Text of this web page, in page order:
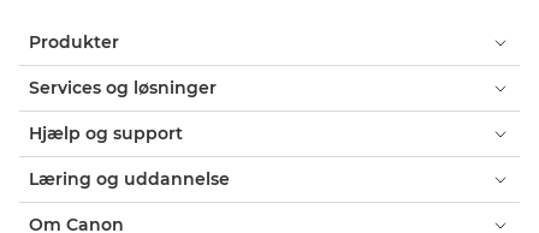
Produkter
Services og løsninger
Hjælp og support
Læring og uddannelse
Om Canon